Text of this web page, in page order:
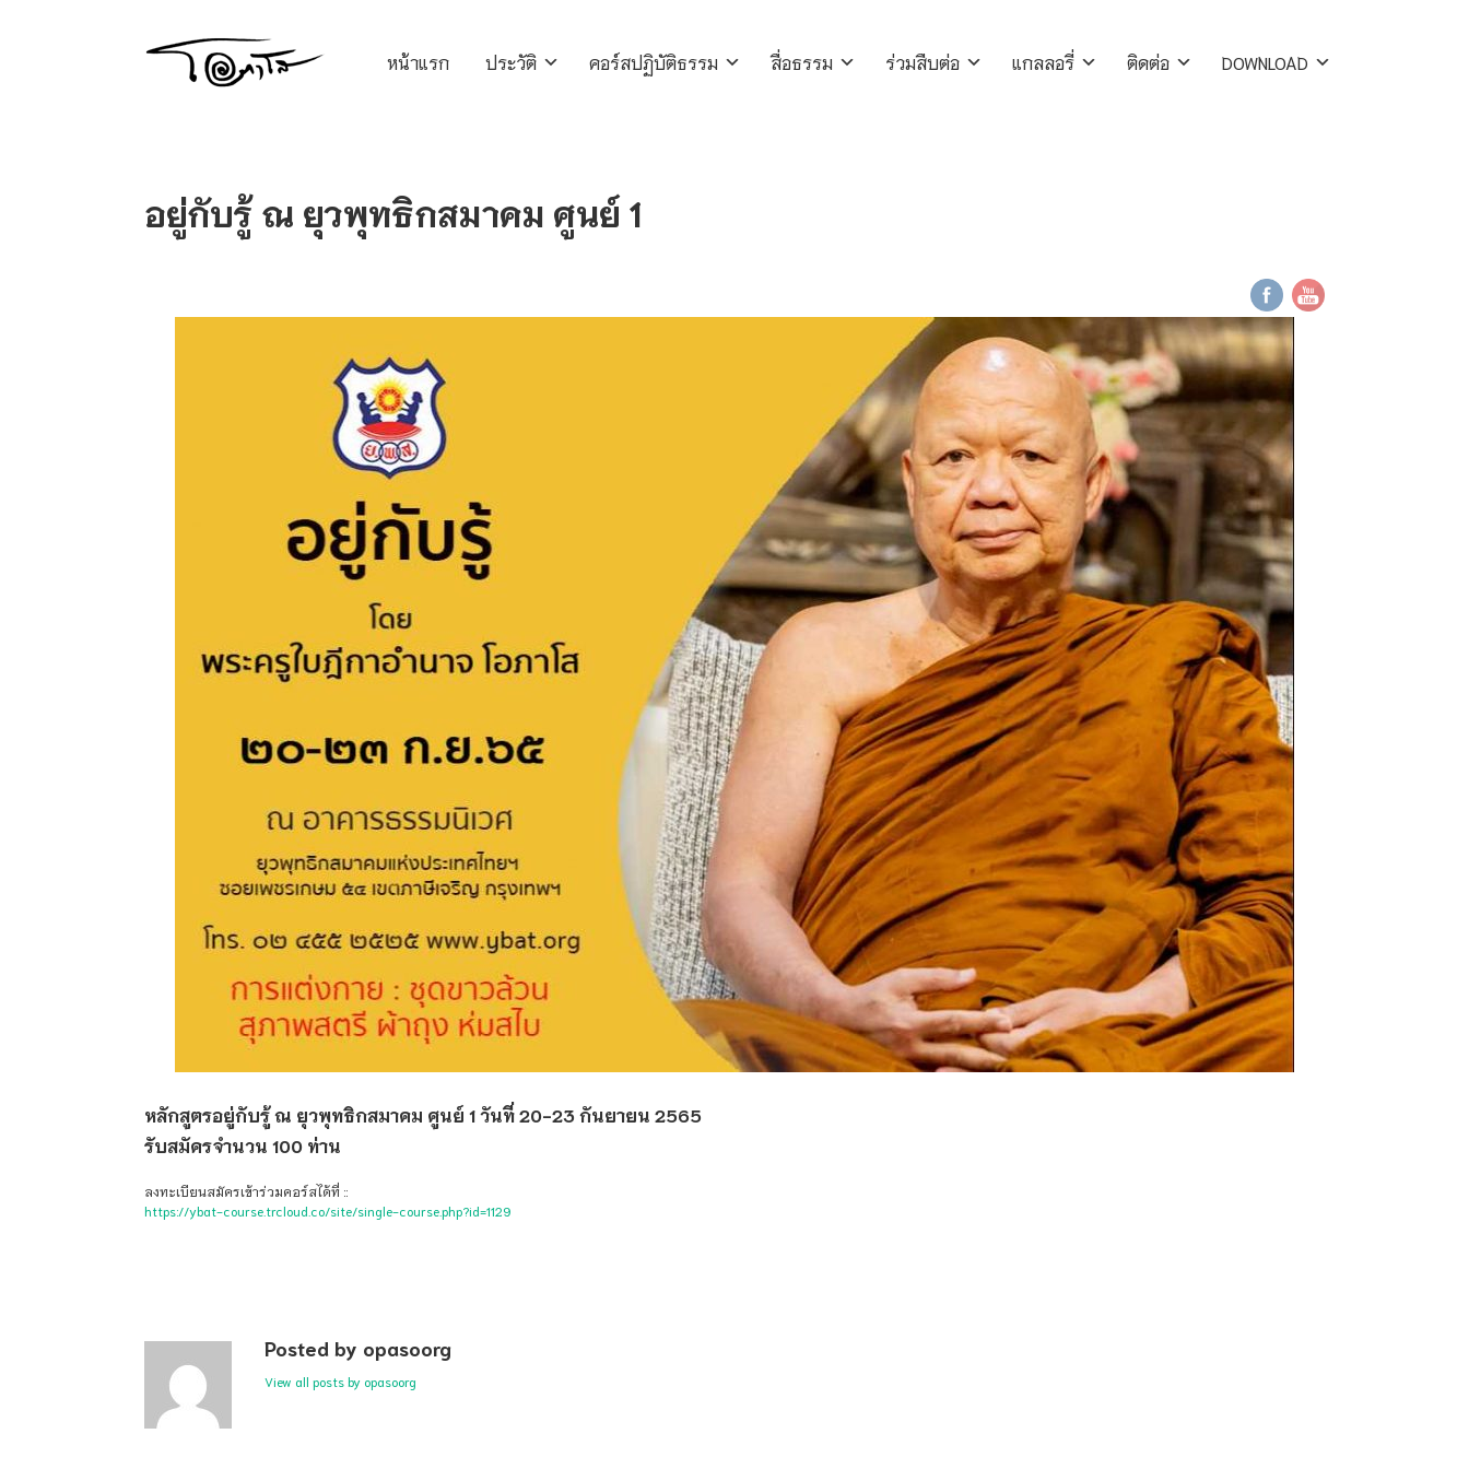
หน้าแรก ประวัติ คอร์สปฏิบัติธรรม สื่อธรรม ร่วมสืบต่อ แกลลอรี่ ติดต่อ DOWNLOAD
อยู่กับรู้ ณ ยุวพุทธิกสมาคม ศูนย์ 1
หลักสูตรอยู่กับรู้ ณ ยุวพุทธิกสมาคม ศูนย์ 1 วันที่ 20-23 กันยายน 2565
รับสมัครจำนวน 100 ท่าน
ลงทะเบียนสมัครเข้าร่วมคอร์สได้ที่ ::
https://ybat-course.trcloud.co/site/single-course.php?id=1129
Posted by opasoorg
View all posts by opasoorg